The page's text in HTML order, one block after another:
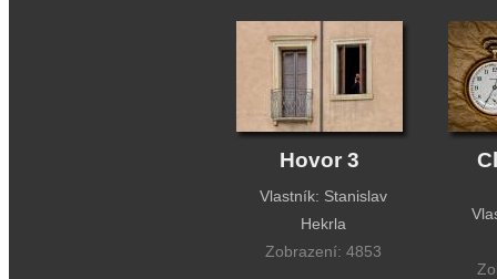
Hovor 3
Vlastník: Stanislav
Hekrla
Zobrazení: 4853